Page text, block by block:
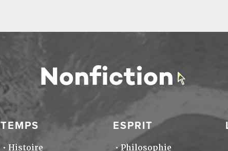
TEMPS
Histoire
ESPRIT
Philosophie